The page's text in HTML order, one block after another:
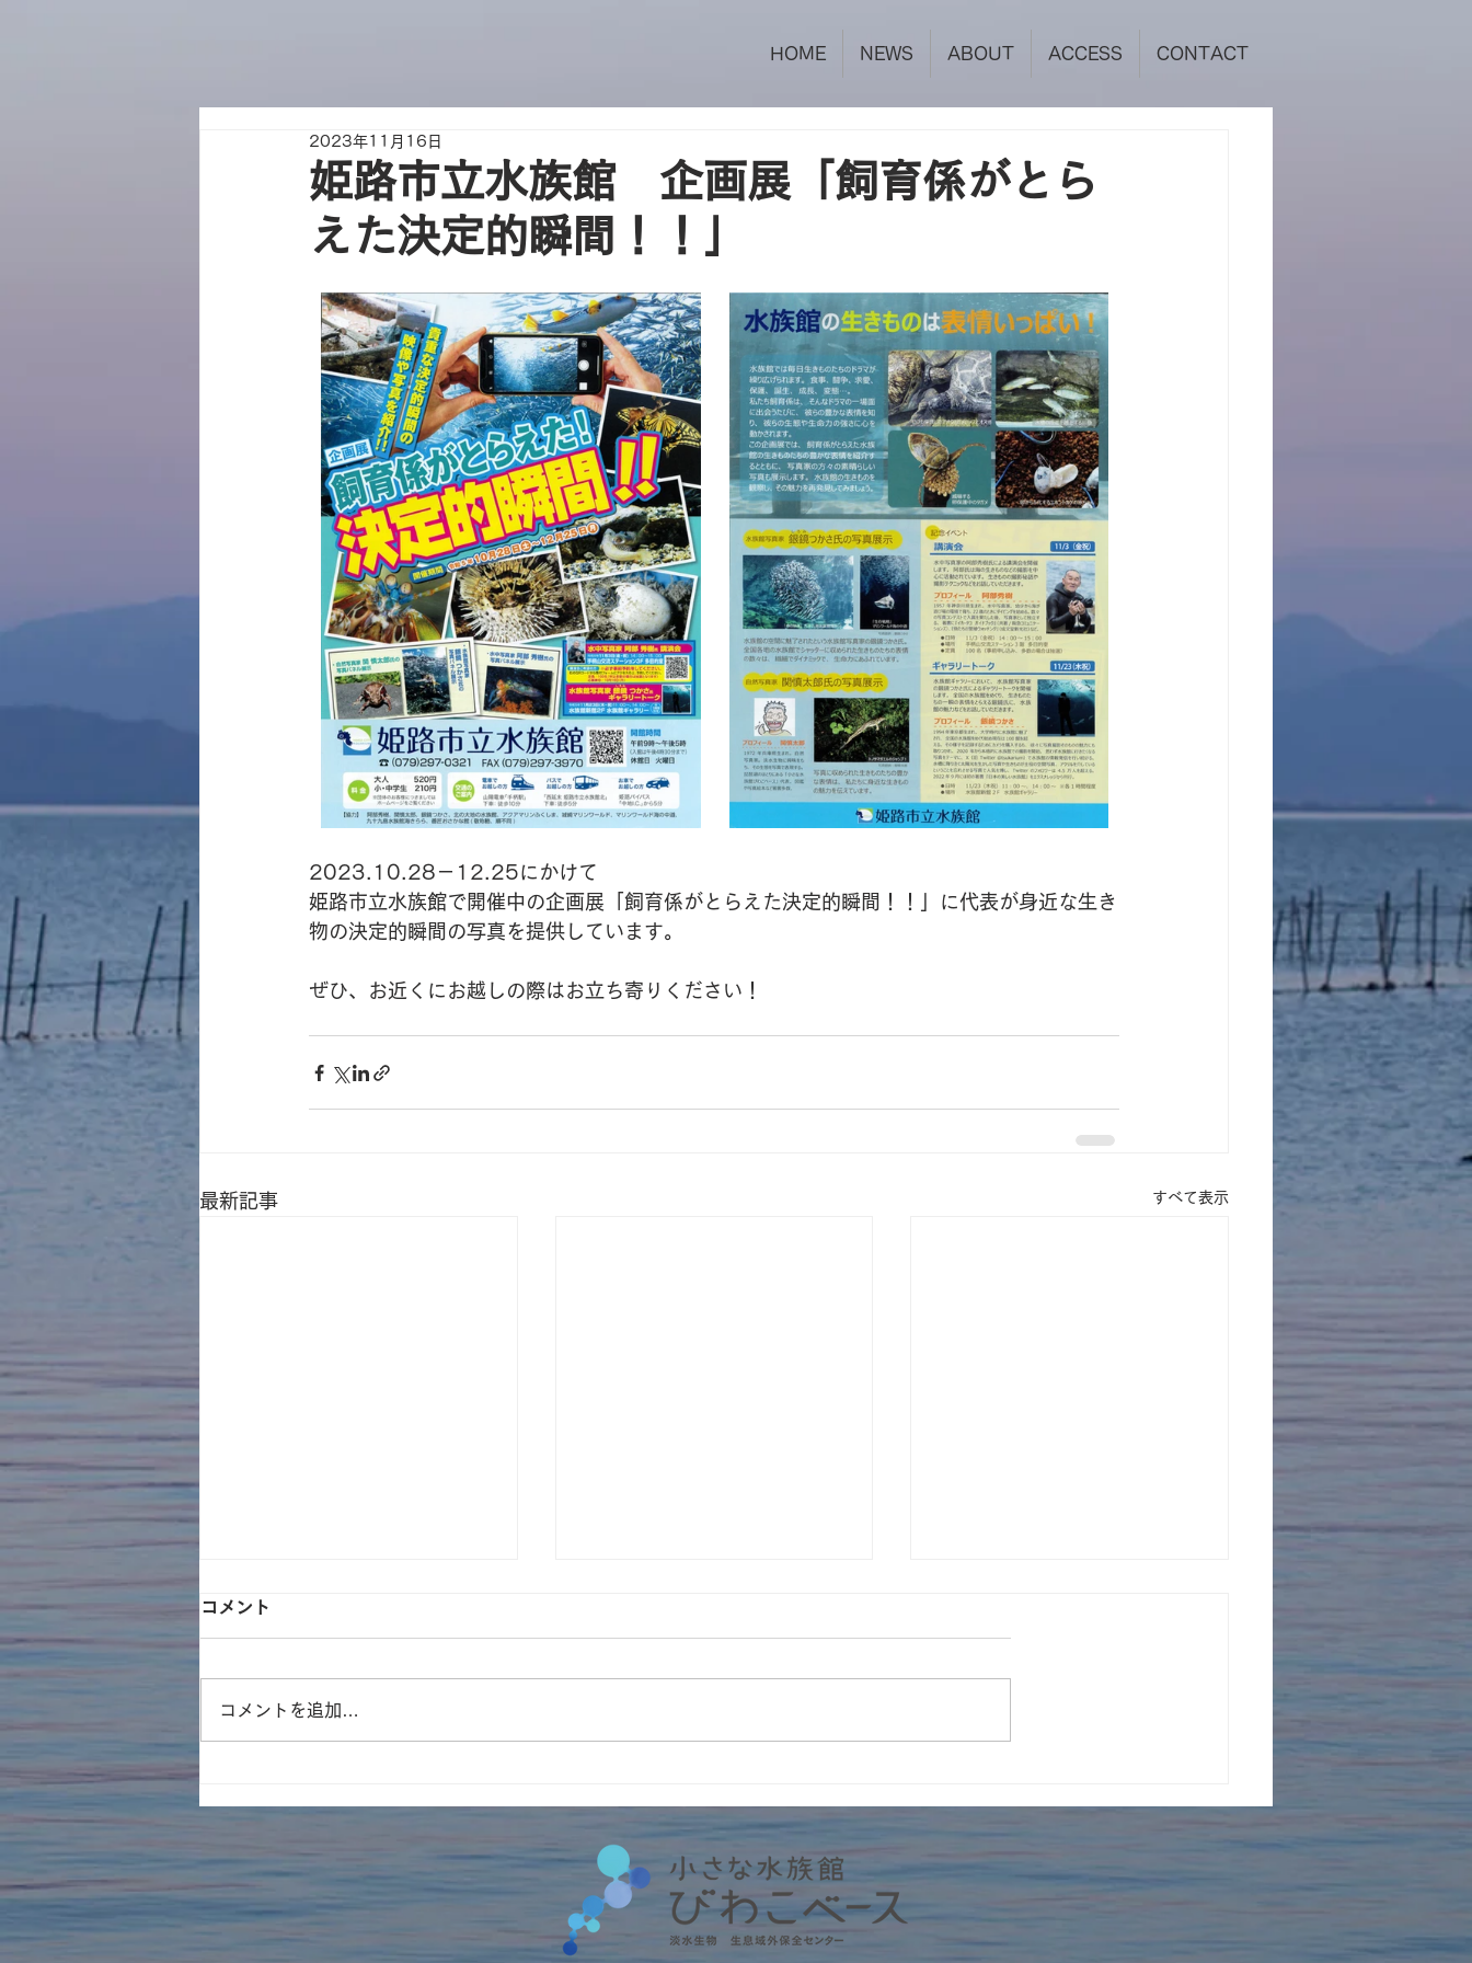
HOME NEWS ABOUT ACCESS CONTACT
姫路市立水族館 企画展「飼育係がとら
えた決定的瞬間！！」
2023年11月16日
2023.10.28－12.25にかけて
姫路市立水族館で開催中の企画展「飼育係がとらえた決定的瞬間！！」に代表が身近な生き
物の決定的瞬間の写真を提供しています。
ぜひ、お近くにお越しの際はお立ち寄りください！
最新記事 すべて表示
No.6 筑波大学・フランス人
留学生アルノー君
コメント
コメントを追加…